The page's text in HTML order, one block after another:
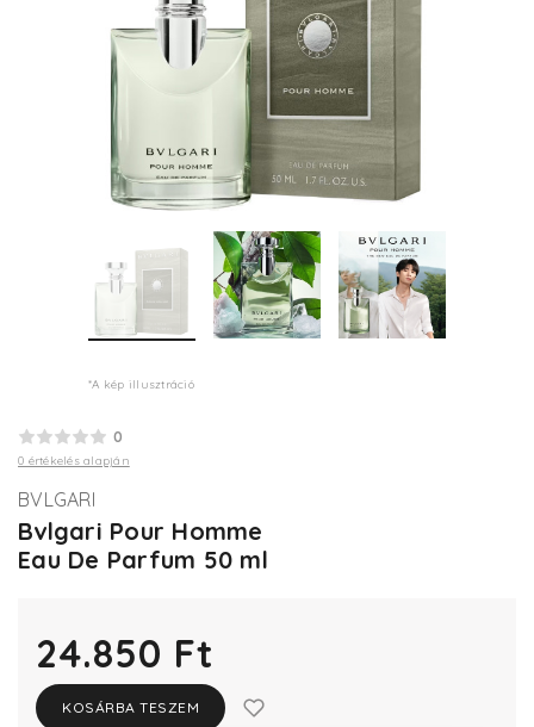
*A kép illusztráció
0
0 értékelés alapján
BVLGARI
Bvlgari Pour Homme
Eau De Parfum 50 ml
24.850 Ft
KOSÁRBA TESZEM